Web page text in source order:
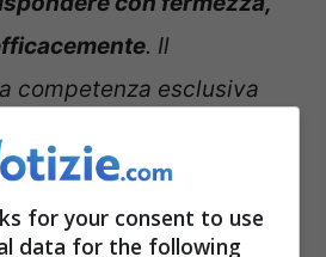
. Il
competenza esclusiva
sostiene
nella sua
ancora che ci sia
for your consent to use
data for the following